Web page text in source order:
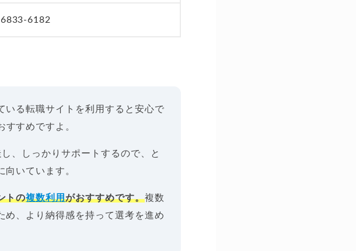
6182
いる転職サイトを利用すると安心で
すすめですよ。
、しっかりサポートするので、と
いています。
トの複数利用がおすすめです。複数
め、より納得感を持って選考を進め